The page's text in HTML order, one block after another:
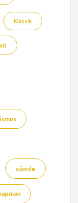
Klassik
sünde